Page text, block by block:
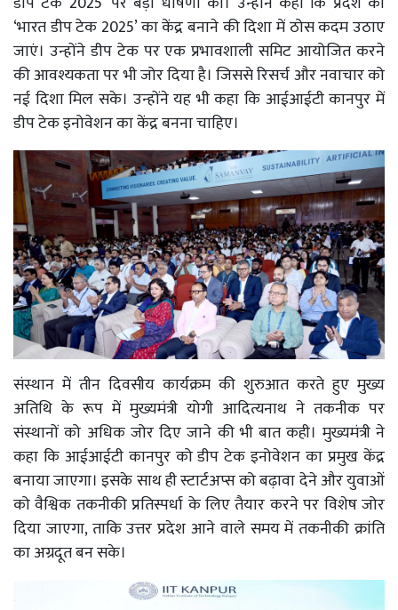
‘भारत डीप टेक 2025’ का केंद्र बनाने की दिशा में ठोस कदम उठाए
जाएं। उन्होंने डीप टेक पर एक प्रभावशाली समिट आयोजित करने
की आवश्यकता पर भी जोर दिया है। जिससे रिसर्च और नवाचार को
नई दिशा मिल सके। उन्होंने यह भी कहा कि आईआईटी कानपुर में
डीप टेक इनोवेशन का केंद्र बनना चाहिए।
संस्थान में तीन दिवसीय कार्यक्रम की शुरुआत करते हुए मुख्य
अतिथि के रूप में मुख्यमंत्री योगी आदित्यनाथ ने तकनीक पर
संस्थानों को अधिक जोर दिए जाने की भी बात कही। मुख्यमंत्री ने
कहा कि आईआईटी कानपुर को डीप टेक इनोवेशन का प्रमुख केंद्र
बनाया जाएगा। इसके साथ ही स्टार्टअप्स को बढ़ावा देने और युवाओं
को वैश्विक तकनीकी प्रतिस्पर्धा के लिए तैयार करने पर विशेष जोर
दिया जाएगा, ताकि उत्तर प्रदेश आने वाले समय में तकनीकी क्रांति
का अग्रदूत बन सके।